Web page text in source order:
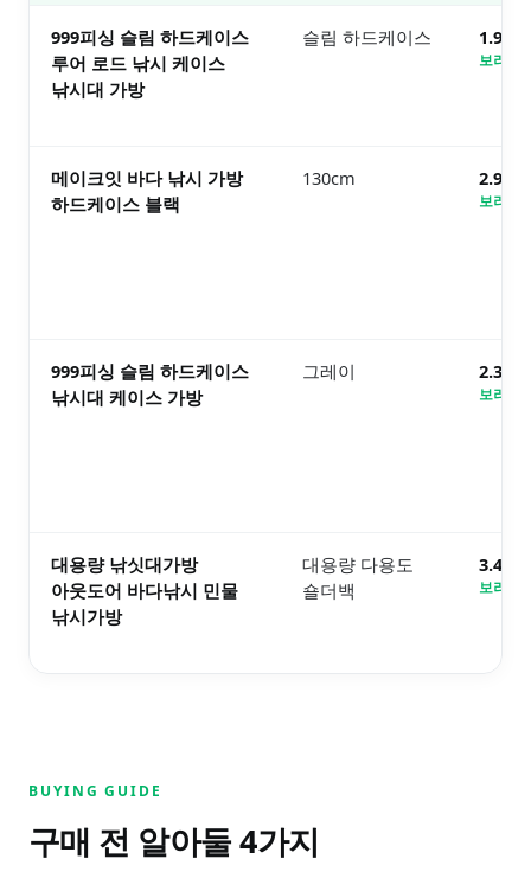
999피싱 슬림 하드케이스
루어 로드 낚시 케이스
낚시대 가방
슬림 하드케이스 1.9만
보러가
메이크잇 바다 낚시 가방
하드케이스 블랙
130cm 2.9만
보러가
999피싱 슬림 하드케이스
낚시대 케이스 가방
그레이 2.3만
보러가
대용량 낚싯대가방
아웃도어 바다낚시 민물
낚시가방
대용량 다용도
숄더백
3.4만
보러가
BUYING GUIDE
구매 전 알아둘4가지